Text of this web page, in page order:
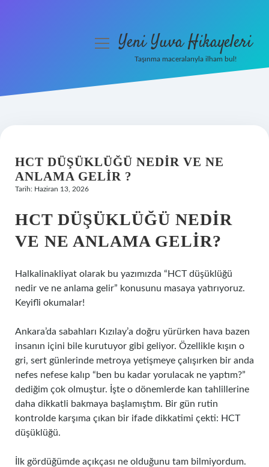
Hakkımızda
menüyüYeni Yuva Hikayeleri
Taşınma maceralarıyla ilham bul!
HCT DÜŞÜKLÜĞÜ NEDIR VE NE
ANLAMA GELIR ?
Tarih: Haziran 13, 2026
HCT DÜŞÜKLÜĞÜ NEDIR
VE NE ANLAMA GELIR?
Halkalinakliyat olarak bu yazımızda “HCT düşüklüğü
nedir ve ne anlama gelir” konusunu masaya yatırıyoruz.
Keyifli okumalar!
Ankara’da sabahları Kızılay’a doğru yürürken hava bazen
insanın içini bile kurutuyor gibi geliyor. Özellikle kışın o
gri, sert günlerinde metroya yetişmeye çalışırken bir anda
nefes nefese kalıp “ben bu kadar yorulacak ne yaptım?”
dediğim çok olmuştur. İşte o dönemlerde kan tahlillerine
daha dikkatli bakmaya başlamıştım. Bir gün rutin
kontrolde karşıma çıkan bir ifade dikkatimi çekti: HCT
düşüklüğü.
İlk gördüğümde açıkçası ne olduğunu tam bilmiyordum.